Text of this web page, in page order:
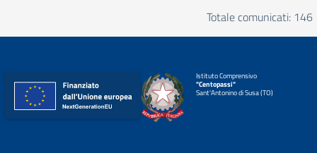
Totale comunicati: 146
Istituto Comprensivo
"Centopassi"
Sant'Antonino di Susa (TO)